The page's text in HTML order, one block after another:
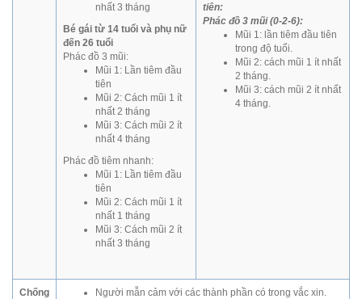
nhất 3 tháng
Bé gái từ 14 tuổi và phụ nữ
đến 26 tuổi
Phác đồ 3 mũi:
Mũi 1: Lần tiêm đầu
tiên
Mũi 2: Cách mũi 1 ít
nhất 2 tháng
Mũi 3: Cách mũi 2 ít
nhất 4 tháng
Phác đồ tiêm nhanh:
Mũi 1: Lần tiêm đầu
tiên
Mũi 2: Cách mũi 1 ít
nhất 1 tháng
Mũi 3: Cách mũi 2 ít
nhất 3 tháng
tiên:
Phác đồ 3 mũi (0-2-6):
Mũi 1: lần tiêm đầu tiên
trong độ tuổi.
Mũi 2: cách mũi 1 ít nhất
2 tháng.
Mũi 3: cách mũi 2 ít nhất
4 tháng.
Chống
Người mẫn cảm với các thành phần có trong vắc xin.